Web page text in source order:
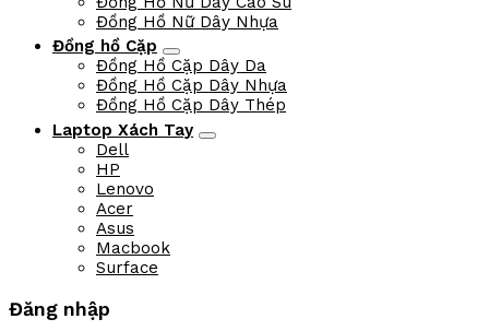
Đồng hồ Nam
Đồng Hồ Nam Dây Thép
Đồng Hồ Nam Dây Da
Đồng Hồ Nam Dây Cao Su
Đồng Hồ Nam Dây Dù
Đồng Hồ Nam Dây Titan
Đồng Hồ Nam Dây Nhựa
Đồng hồ Nữ
Đồng Hồ Nữ Dây Thép
Đồng Hồ Nữ Dây Da
Đồng Hồ Nữ Dây Cao Su
Đồng Hồ Nữ Dây Nhựa
Đồng hồ Cặp
Đồng Hồ Cặp Dây Da
Đồng Hồ Cặp Dây Thép